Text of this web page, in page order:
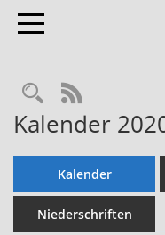
Toggle navigation
RSS-Feed
Kalender
Kalender
Niederschriften